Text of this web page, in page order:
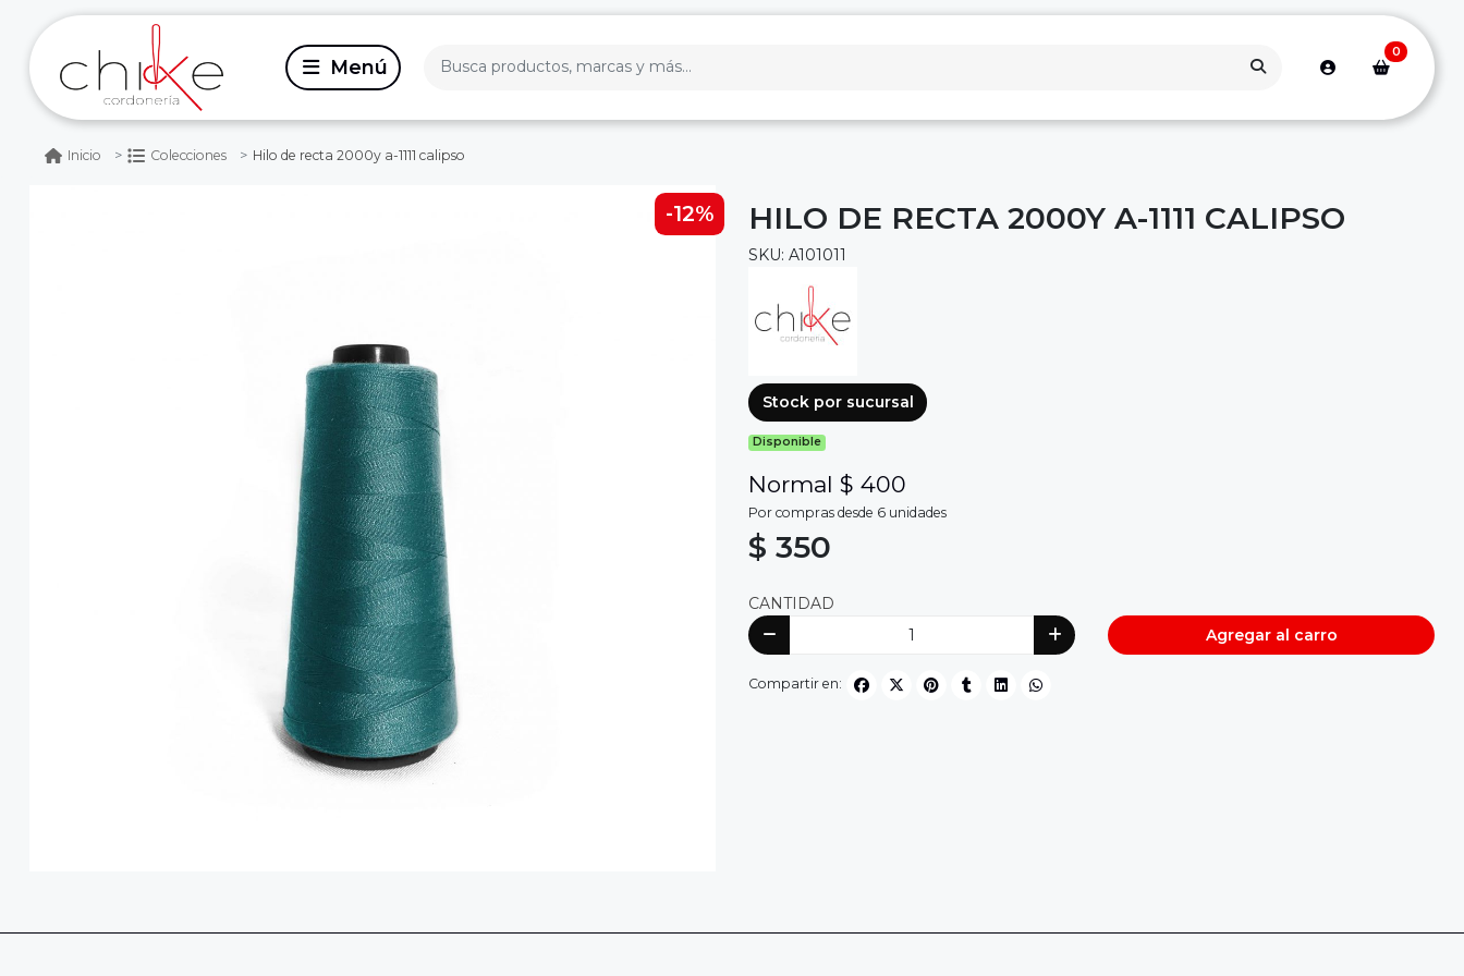
0
Inicio Colecciones Hilo de recta 2000y a-1111 calipso
-12% HILO DE RECTA 2000Y A-1111 CALIPSO
SKU: A101011
Stock por sucursal
Disponible
Normal $ 400
Por compras desde 6 unidades
$ 350
CANTIDAD
Agregar al carro
Compartir en: